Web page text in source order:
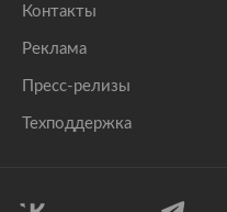
Контакты
Реклама
Пресс-релизы
Техподдержка